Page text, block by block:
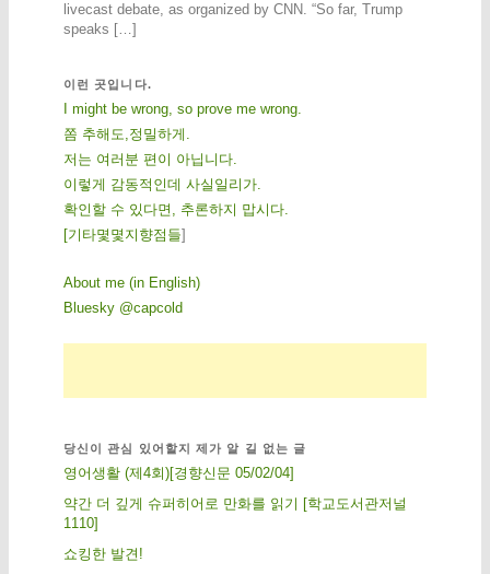
livecast debate, as organized by CNN. “So far, Trump
speaks […]
이런 곳입니다.
I might be wrong, so prove me wrong.
쫌 추해도,정밀하게.
저는 여러분 편이 아닙니다.
이렇게 감동적인데 사실일리가.
확인할 수 있다면, 추론하지 맙시다.
[기 타몇 몇 지 향점 들]
About me (in English)
Bluesky @capcold
당신이 관심 있어할지 제가 알 길 없는 글
영어생활 (제4회)[경향신문 05/02/04]
약간 더 깊게 슈퍼히어로 만화를 읽기 [학교도서관저널
1110]
쇼킹한 발견!